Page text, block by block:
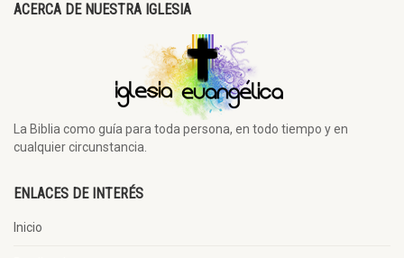
ACERCA DE NUESTRA IGLESIA
La Biblia como guía para toda persona, en todo tiempo y en
cualquier circunstancia.
ENLACES DE INTERÉS
Inicio